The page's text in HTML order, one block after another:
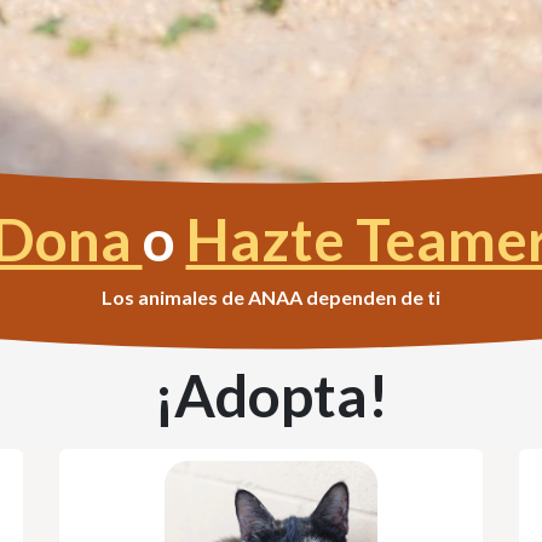
o Hazte
Los animales de ANAA dependen de ti
¡Adopta!